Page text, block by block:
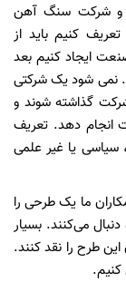
و شرکت سنگ آهن
کنیم باید از
ایجاد کنیم بعد
نمی شود یک شرکتی
گذاشته شوند و
انجام دهد. تعریف
سیاسی یا غیر علمی
ما یک طرحی را
می‌کنند. بسیار
طرح را نقد کنند.